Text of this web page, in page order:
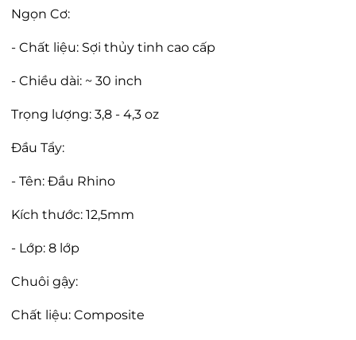
Ngọn Cơ:
- Chất liệu: Sợi thủy tinh cao cấp
- Chiều dài: ~ 30 inch
Trọng lượng: 3,8 - 4,3 oz
Đầu Tẩy:
- Tên: Đầu Rhino
Kích thước: 12,5mm
- Lớp: 8 lớp
Chuôi gậy:
Chất liệu: Composite